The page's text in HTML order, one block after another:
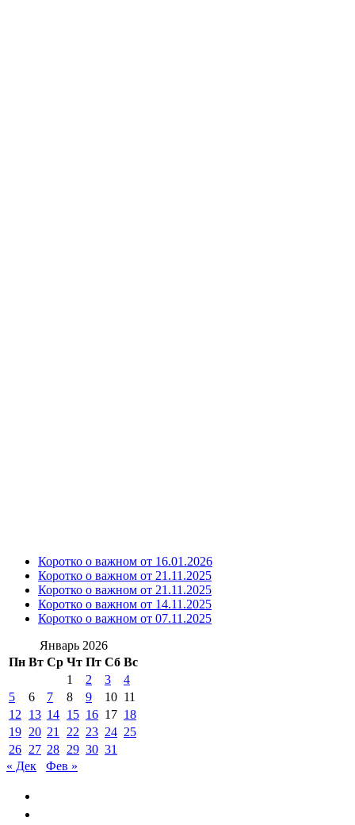
Коротко о важном от 16.01.2026
Коротко о важном от 21.11.2025
Коротко о важном от 21.11.2025
Коротко о важном от 14.11.2025
Коротко о важном от 07.11.2025
Январь 2026
Пн Вт Ср Чт Пт Сб Вс
1
2 3
4
5
6 7 8 9 10 11
12
13 14 15 16 17 18
19 20 21 22 23 24 25
26 27 28 29 30 31
« Дек
Фев »